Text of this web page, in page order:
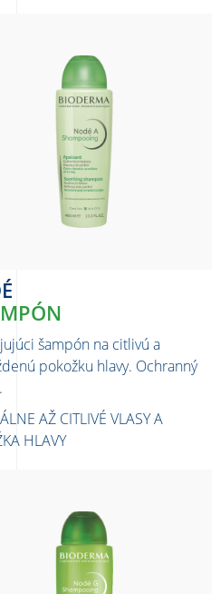
šampón na citlivú a
pokožku hlavy. Ochranný
AŽ CITLIVÉ VLASY A
HLAVY